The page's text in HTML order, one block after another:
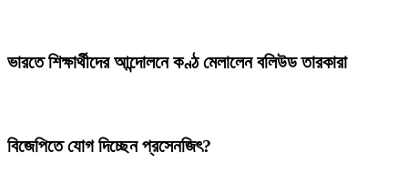
ভারতে শিক্ষার্থীদের আন্দোলনে কণ্ঠ মেলালেন বলিউড তারকারা
বিজেপিতে যোগ দিচ্ছেন প্রসেনজিৎ?